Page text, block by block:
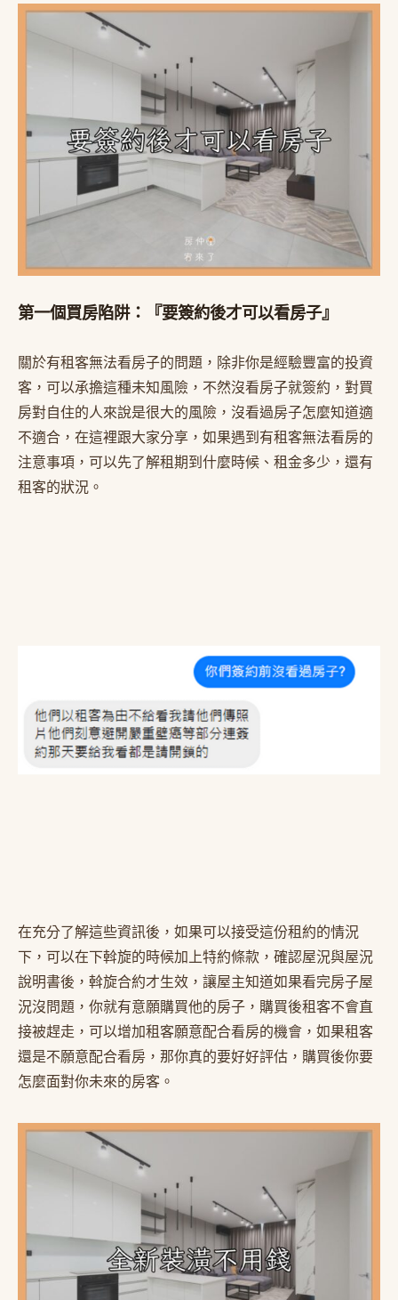
第一個買房陷阱：『要簽約後才可以看房子』
關於有租客無法看房子的問題，除非你是經驗豐富的投資
客，可以承擔這種未知風險，不然沒看房子就簽約，對買
房對自住的人來說是很大的風險，沒看過房子怎麼知道適
不適合，在這裡跟大家分享，如果遇到有租客無法看房的
注意事項，可以先了解租期到什麼時候、租金多少，還有
租客的狀況。
在充分了解這些資訊後，如果可以接受這份租約的情況
下，可以在下斡旋的時候加上特約條款，確認屋況與屋況
說明書後，斡旋合約才生效，讓屋主知道如果看完房子屋
況沒問題，你就有意願購買他的房子，購買後租客不會直
接被趕走，可以增加租客願意配合看房的機會，如果租客
還是不願意配合看房，那你真的要好好評估，購買後你要
怎麼面對你未來的房客。